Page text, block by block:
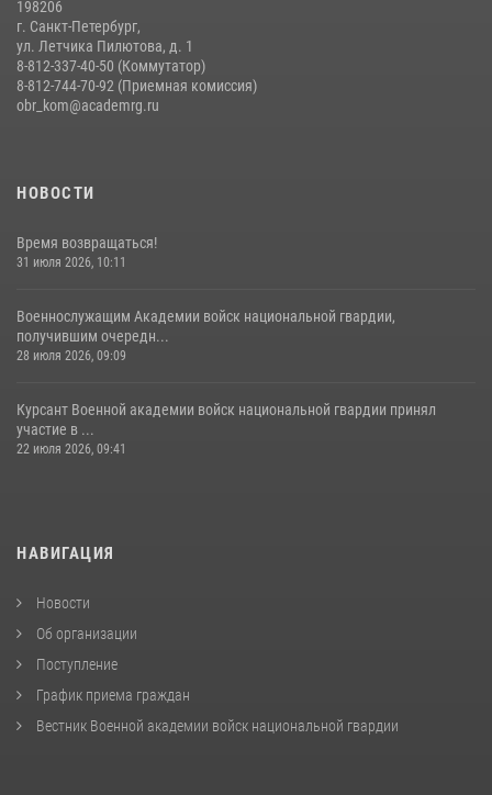
198206
г. Санкт-Петербург,
ул. Летчика Пилютова, д. 1
8-812-337-40-50 (Коммутатор)
8-812-744-70-92 (Приемная комиссия)
obr_kom@academrg.ru
НОВОСТИ
Время возвращаться!
31 июля 2026, 10:11
Военнослужащим Академии войск национальной гвардии,
получившим очередн...
28 июля 2026, 09:09
Курсант Военной академии войск национальной гвардии принял
участие в ...
22 июля 2026, 09:41
НАВИГАЦИЯ
Новости
Об организации
Поступление
График приема граждан
Вестник Военной академии войск национальной гвардии